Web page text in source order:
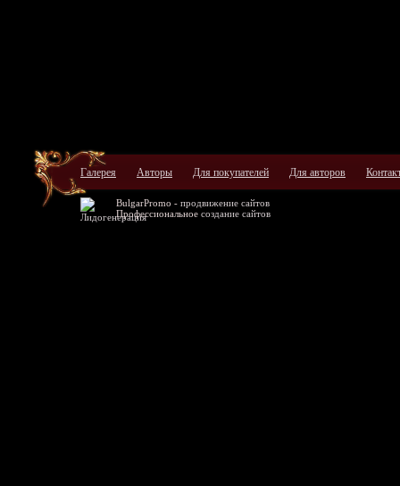
Галерея Авторы Для покупателей Для авторов
BulgarPromo - продвижение сайтов
Профессиональное создание сайтов